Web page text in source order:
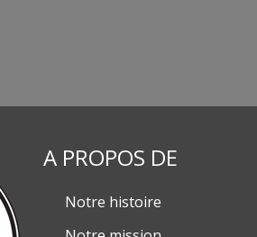
A PROPOS DE
Notre histoire